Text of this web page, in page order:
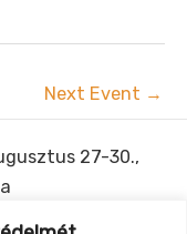
Next Event →
27-30.,